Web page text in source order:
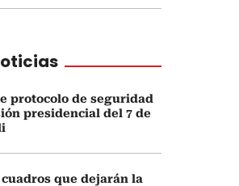
protocolo de seguridad
presidencial del 7 de
que dejarán la